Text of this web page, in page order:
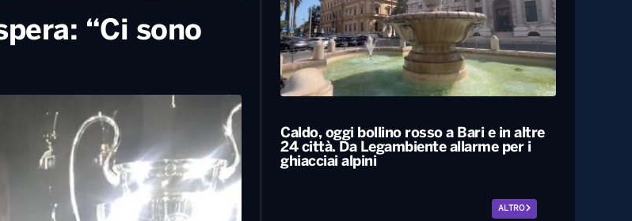
“Ci sono
Caldo, oggi bollino rosso a Bari e in altre
24 città. Da Legambiente allarme per i
ghiacciai alpini
ALTRO